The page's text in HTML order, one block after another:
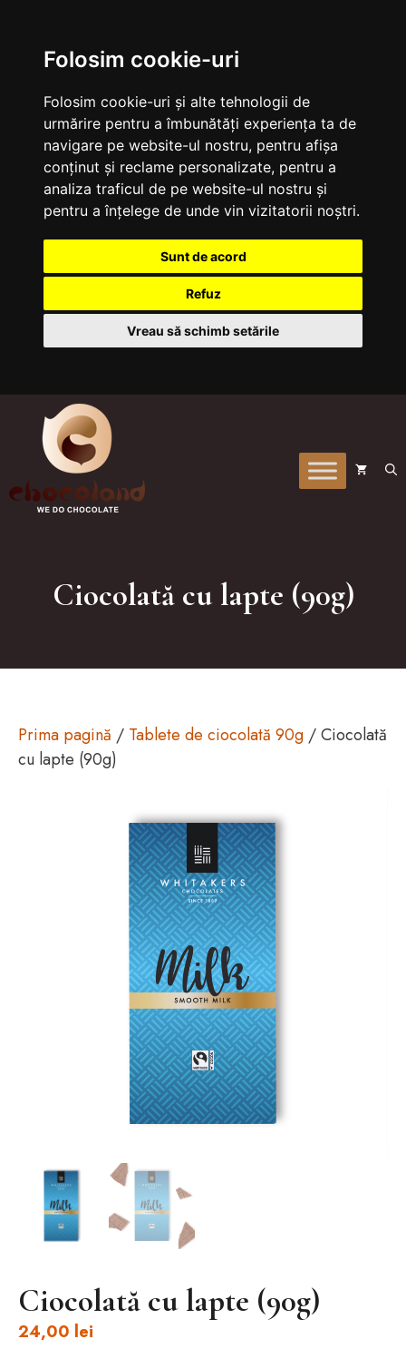
Folosim cookie-uri
Folosim cookie-uri și alte tehnologii de
urmărire pentru a îmbunătăți experiența ta de
navigare pe website-ul nostru, pentru afișa
conținut și reclame personalizate, pentru a
analiza traficul de pe website-ul nostru și
pentru a înțelege de unde vin vizitatorii noștri.
Sunt de acord
Refuz
Vreau să schimb setările
conținut
Ciocolată cu lapte (90g)
Prima pagină / Tablete de ciocolată 90g / Ciocolată
cu lapte (90g)
Ciocolată cu lapte (90g)
24,00 lei